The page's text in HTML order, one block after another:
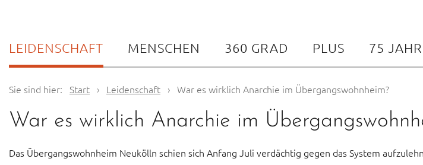
LEIDENSCHAFT MENSCHEN 360 GRAD PLUS 75
Sie sind hier: Start › Leidenschaft › War es wirklich Anarchie im Übergangswohnheim?
War es wirklich Anarchie im
Das Übergangswohnheim Neukölln schien sich Anfang Juli verdächtig gegen das System